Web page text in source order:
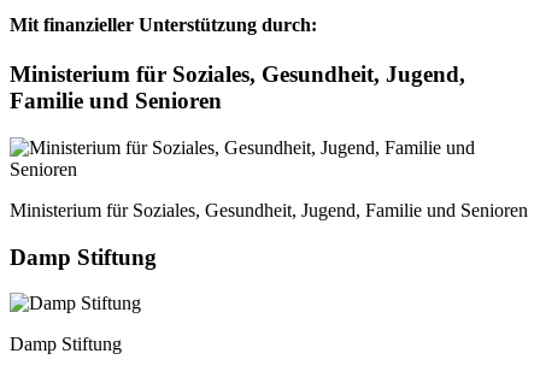
Mit finanzieller Unterstützung durch:
Ministerium für Soziales, Gesundheit, Jugend,
Familie und Senioren
Ministerium für Soziales, Gesundheit, Jugend, Familie und Senioren
Damp Stiftung
Damp Stiftung